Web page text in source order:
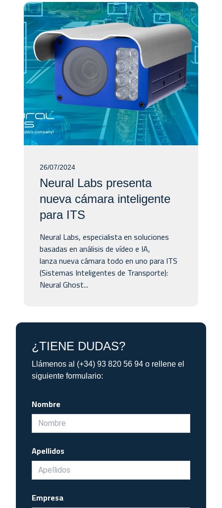
26/07/2024
Neural Labs presenta
nueva cámara inteligente
para ITS
Neural Labs, especialista en soluciones
basadas en análisis de vídeo e IA,
lanza nueva cámara todo en uno para ITS
(Sistemas Inteligentes de Transporte):
Neural Ghost...
¿TIENE DUDAS?
Llámenos al (+34) 93 820 56 94 o rellene el
siguiente formulario:
Nombre
Apellidos
Empresa